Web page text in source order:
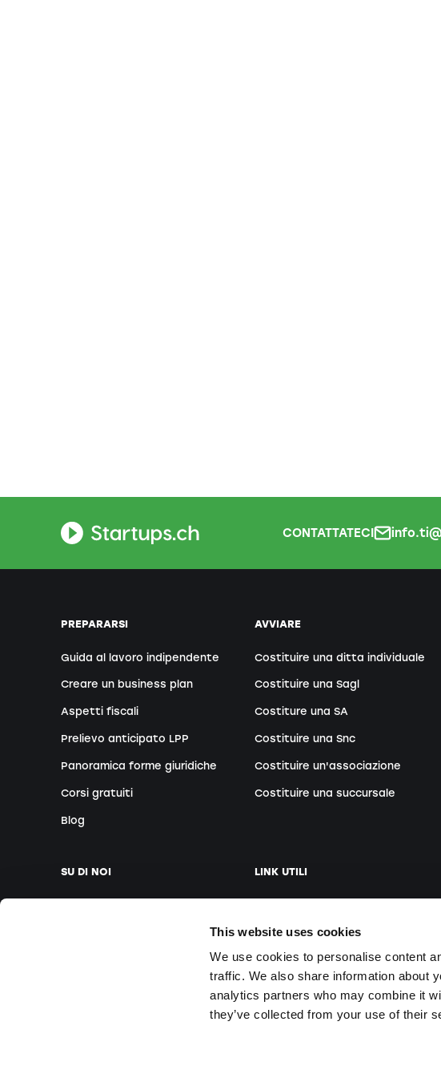
This website uses cookies
We use cookies to personalise content
traffic. We also share information about
analytics partners who may combine it
they’ve collected from your use of their
CONTATTATECI
PREPARARSI
Guida al lavoro indipendente
Creare un business plan
Aspetti fiscali
Prelievo anticipato LPP
Panoramica forme giuridiche
Corsi gratuiti
Blog
AVVIARE
Costituire una ditta individuale
Costituire una Sagl
Costiture una SA
Costituire una Snc
Costituire un'associazione
Costituire una succursale
SU DI NOI LINK UTILI
Fondatori esteri
Webinar gratuiti
Domande e Risposte